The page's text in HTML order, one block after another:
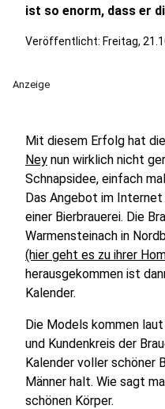
ist so enorm, dass er
Veröffentlicht: Freitag,
Anzeige
Mit diesem Erfolg hat
Ney nun wirklich nicht
Schnapsidee, einfach
Das Angebot im
einer Bierbrauerei. Die
Warmensteinach in
(hier geht es zu ihrer
herausgekommen ist
Kalender.
Die Models kommen
und Kundenkreis der
Kalender voller schöner
Männer halt. Wie sagt
schönen Körper.